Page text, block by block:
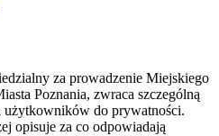
za prowadzenie Miejskiego
Poznania, zwraca szczególną
użytkowników do prywatności.
opisuje za co odpowiadają